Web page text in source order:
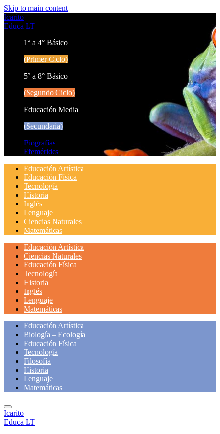
Skip to main content
Icarito
Educa LT
1° a 4° Básico
(Primer Ciclo)
5° a 8° Básico
(Segundo Ciclo)
Educación Media
(Secundaria)
Biografías
Efemérides
Educación Artística
Educación Física
Tecnología
Historia
Inglés
Lenguaje
Ciencias Naturales
Matemáticas
Educación Artística
Ciencias Naturales
Educación Física
Tecnología
Historia
Inglés
Lenguaje
Matemáticas
Educación Artística
Biología – Ecología
Educación Física
Tecnología
Filosofía
Historia
Lenguaje
Matemáticas
Icarito
Educa LT